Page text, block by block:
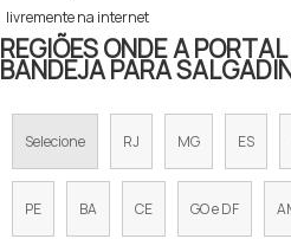
livremente na internet
REGIÕES ONDE A
BANDEJA PARA
Selecione RJ MG ES
PE BA CE GO e DF